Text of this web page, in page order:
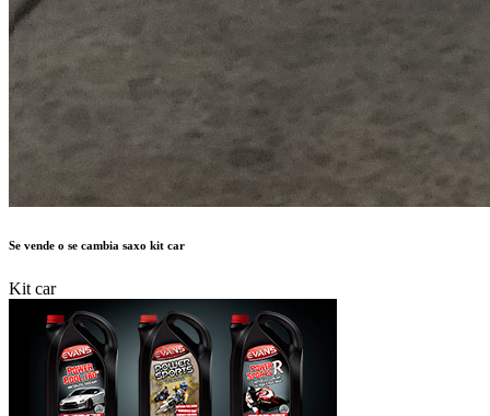
Se vende o se cambia saxo kit car
Kit car